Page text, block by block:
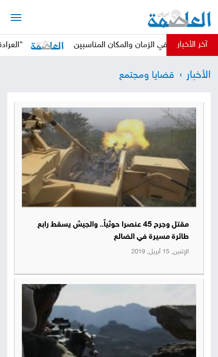
الرئيسية
محلية
تقارير
وتحليلات
حقوق
وحريات
سوشيال
كتابات
فيديوهات
نحن
إتصل
البحث
آخر الأخبار
في الزمان والمكان المناسبين "العرادة" يدعو
الأخبار قضايا ومجتمع
مقتل وجرح 45 عنصرا حوثياً.. والجيش يسقط رابع
طائرة مسيرة في الضالع
الإثنين, 15 أبريل, 2019